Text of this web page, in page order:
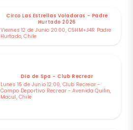
Circo Las Estrellas Voladoras - Padre
Hurtado 2026
Viernes 12 de Junio 20:00, C5HM+J4R Padre
Hurtado, Chile
Dia de Spa - Club Recrear
Lunes 15 de Junio 12:00, Club Recrear -
Campo Deportivo Recrear - Avenida Quilin,
Macul, Chile